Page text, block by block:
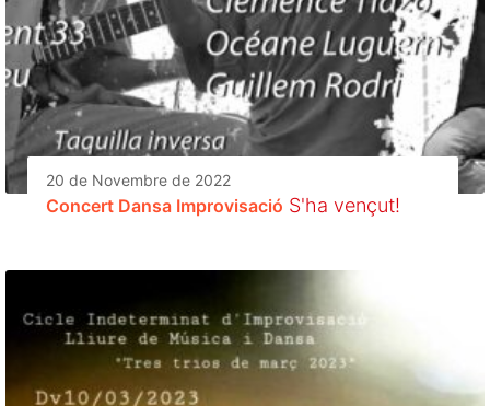
20 de Novembre de 2022
Concert Dansa Improvisació S'ha vençut!